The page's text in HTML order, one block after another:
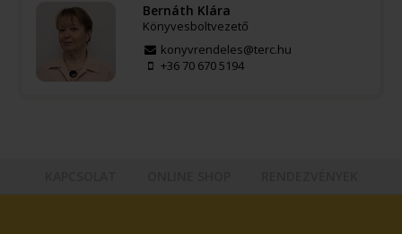
Bernáth Klára
Könyvesboltvezető
konyvrendeles@terc.hu
+36 70 670 5194